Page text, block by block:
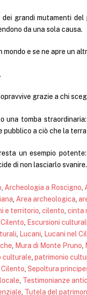
grandi mutamenti del
da una sola causa.
e se ne apre un
grazie a chi
una tomba
pubblico a ciò che la
un esempio
di non lasciarlo svanire.
, Archeologia a Roscigno,
, Area archeologica,
e territorio, cilento, cinta
, Escursioni culturali
, Lucani, Lucani nel
, Mura di Monte Pruno,
culturale, patrimonio
, Sepoltura
, Testimonianze
, Tutela del